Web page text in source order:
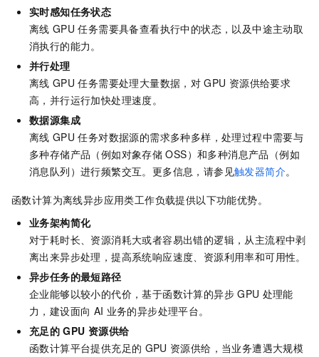
实时感知任务状态
离线 GPU 任务需要具备查看执行中的状态，以及中途主动取
消执行的能力。
并行处理
离线 GPU 任务需要处理大量数据，对 GPU 资源供给要求
高，并行运行加快处理速度。
数据源集成
离线 GPU 任务对数据源的需求多种多样，处理过程中需要与
多种存储产品（例如对象存储 OSS）和多种消息产品（例如
消息队列）进行频繁交互。更多信息，请参见触发器简介。
函数计算为离线异步应用类工作负载提供以下功能优势。
业务架构简化
对于耗时长、资源消耗大或者容易出错的逻辑，从主流程中剥
离出来异步处理，提高系统响应速度、资源利用率和可用性。
异步任务的最短路径
企业能够以较小的代价，基于函数计算的异步 GPU 处理能
力，建设面向 AI 业务的异步处理平台。
充足的 GPU 资源供给
函数计算平台提供充足的 GPU 资源供给，当业务遭遇大规模